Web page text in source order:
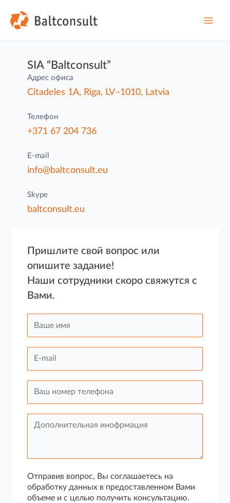
содержимому
SIA “Baltconsult”
Адрес офиса
Citadeles 1A, Riga, LV–1010, Latvia
Телефон
+371 67 204 736
E-mail
info@baltconsult.eu
Skype
baltconsult.eu
Пришлите свой вопрос или
опишите задание!
Наши сотрудники скоро свяжутся с
Вами.
Отправив вопрос, Вы соглашаетесь на
обработку данных в предоставленном Вами
объеме и с целью получить консультацию.